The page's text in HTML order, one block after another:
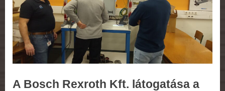
p
A Bosch Rexroth Kft. látogatása a